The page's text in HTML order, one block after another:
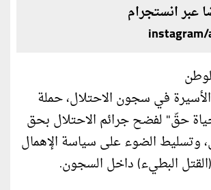
عبر انستجرام
في سجون الاحتلال، حملة
حقّ" لفضح جرائم الاحتلال بحق
وتسليط الضوء على سياسة الإهمال
البطيء) داخل السجون.